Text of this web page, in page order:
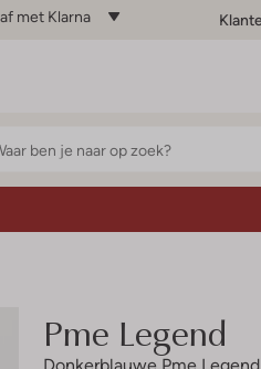
met Klarna
Pme Legend